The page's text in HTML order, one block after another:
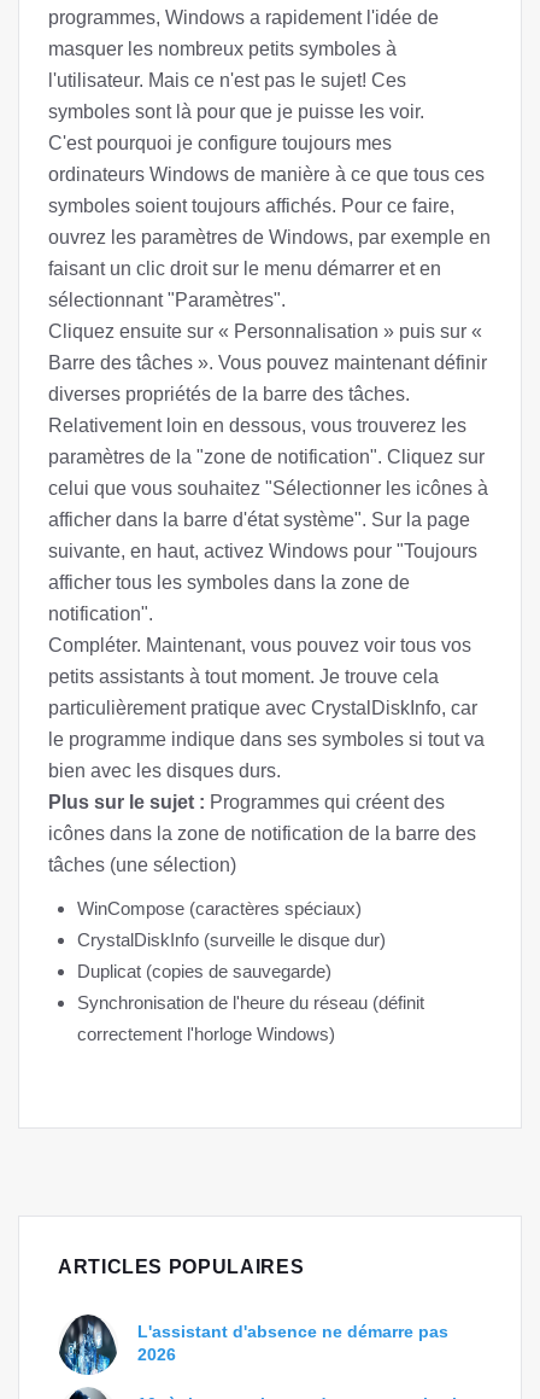
programmes, Windows a rapidement l'idée de
masquer les nombreux petits symboles à
l'utilisateur. Mais ce n'est pas le sujet! Ces
symboles sont là pour que je puisse les voir.
C'est pourquoi je configure toujours mes
ordinateurs Windows de manière à ce que tous ces
symboles soient toujours affichés. Pour ce faire,
ouvrez les paramètres de Windows, par exemple en
faisant un clic droit sur le menu démarrer et en
sélectionnant "Paramètres".
Cliquez ensuite sur « Personnalisation » puis sur «
Barre des tâches ». Vous pouvez maintenant définir
diverses propriétés de la barre des tâches.
Relativement loin en dessous, vous trouverez les
paramètres de la "zone de notification". Cliquez sur
celui que vous souhaitez "Sélectionner les icônes à
afficher dans la barre d'état système". Sur la page
suivante, en haut, activez Windows pour "Toujours
afficher tous les symboles dans la zone de
notification".
Compléter. Maintenant, vous pouvez voir tous vos
petits assistants à tout moment. Je trouve cela
particulièrement pratique avec CrystalDiskInfo, car
le programme indique dans ses symboles si tout va
bien avec les disques durs.
Plus sur le sujet : Programmes qui créent des
icônes dans la zone de notification de la barre des
tâches (une sélection)
WinCompose (caractères spéciaux)
CrystalDiskInfo (surveille le disque dur)
Duplicat (copies de sauvegarde)
Synchronisation de l'heure du réseau (définit
correctement l'horloge Windows)
ARTICLES POPULAIRES
L'assistant d'absence ne démarre pas
2026